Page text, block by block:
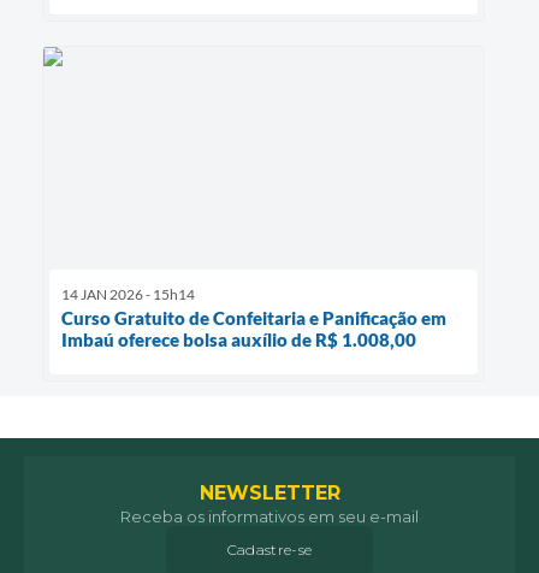
14 JAN 2026 - 15h14
Curso Gratuito de Confeitaria e Panificação em
Imbaú oferece bolsa auxílio de R$ 1.008,00
NEWSLETTER
Receba os informativos em seu e-mail
Cadastre-se